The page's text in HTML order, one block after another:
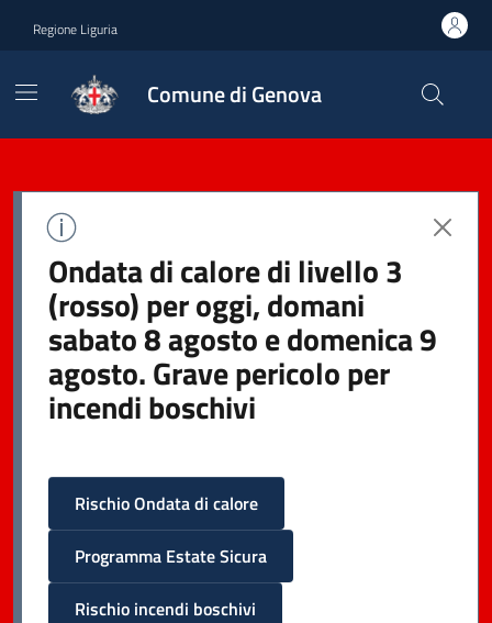
Regione Liguria
Comune di Genova
Ondata di calore di livello 3
(rosso) per oggi, domani
sabato 8 agosto e domenica 9
agosto. Grave pericolo per
incendi boschivi
Rischio Ondata di calore
Programma Estate Sicura
Rischio incendi boschivi